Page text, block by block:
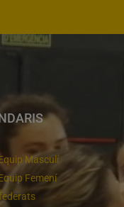
Masculí
Femení